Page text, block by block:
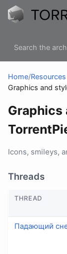
Home/
Graphics and
Icons, smileys,
Threads
THREAD
Падающий